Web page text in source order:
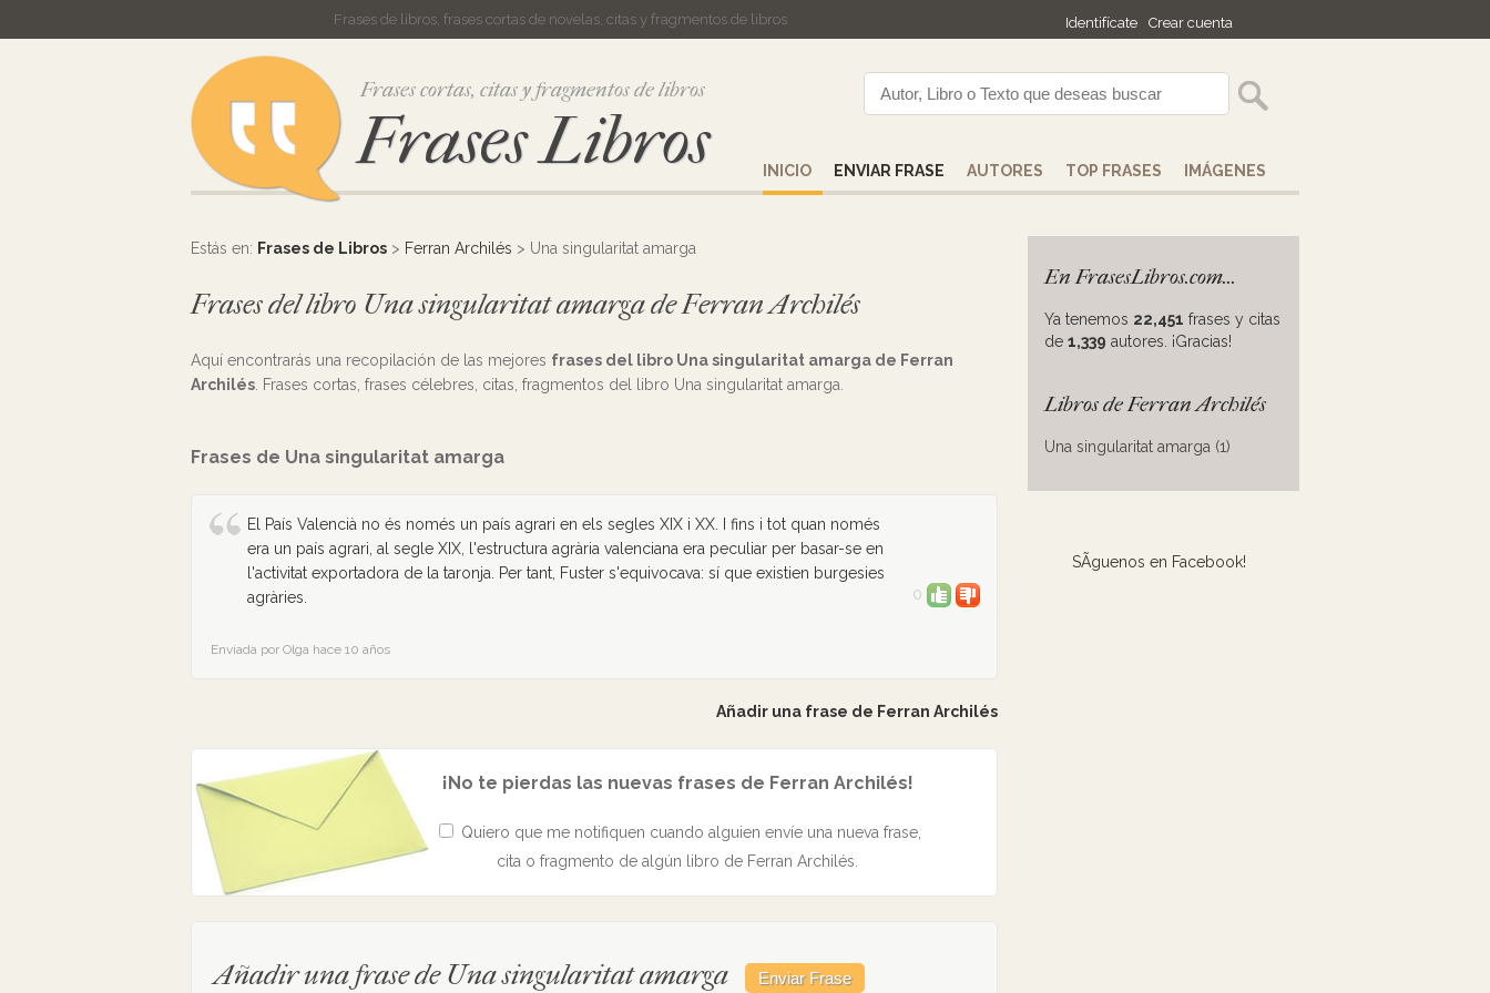
Identifícate Crear cuenta
Frases de libros, frases cortas de novelas, citas y fragmentos de libros
Frases cortas, citas y fragmentos de libros
Frases Libros INICIO ENVIAR FRASE AUTORES TOP FRASES IMÁGENES
Estás en: Frases de Libros > Ferran Archilés > Una singularitat amarga
Frases del libro Una singularitat amarga de Ferran Archilés
Aquí encontrarás una recopilación de las mejores frases del libro Una singularitat amarga de Ferran
Archilés . Frases cortas, frases célebres, citas, fragmentos del libro Una singularitat amarga.
Frases de Una singularitat amarga
El País Valencià no és només un país agrari en els segles XIX i XX. I fins i tot quan només
era un país agrari, al segle XIX, l'estructura agrària valenciana era peculiar per basar-se en
l'activitat exportadora de la taronja. Per tant, Fuster s'equivocava: sí que existien burgesies
agràries.
0
Enviada por Olga hace 10 años
Añadir una frase de Ferran Archilés
¡No te pierdas las nuevas frases de Ferran Archilés!
Quiero que me notifiquen cuando alguien envíe una nueva frase,
cita o fragmento de algún libro de Ferran Archilés.
Añadir una frase de Una singularitat amarga
En FrasesLibros.com...
Ya tenemos 22,451 frases y citas
de 1,339 autores. ¡Gracias!
Libros de Ferran Archilés
Una singularitat amarga (1)
SÃ­guenos en Facebook!